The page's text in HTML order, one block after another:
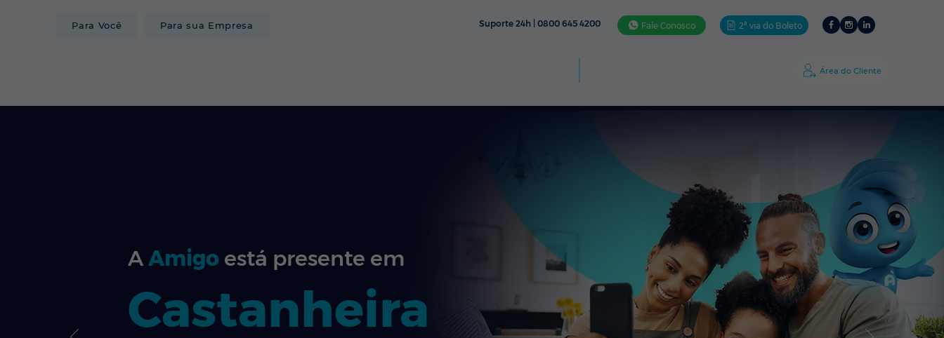
Para Você Para sua Empresa Suporte 24h | 0800 645 4200 Fale Conosco 2ª via do Boleto
Área do Cliente
Castanheira
AAmigo está presente em